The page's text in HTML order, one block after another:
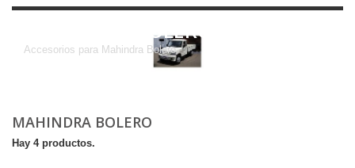
MAHINDRA BOLERO
Accesorios para Mahindra Bolero
MAHINDRA BOLERO
Hay 4 productos.